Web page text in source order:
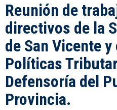
Reunión de
directivos de la
de San Vicente y
Políticas
Defensoría del
Provincia.